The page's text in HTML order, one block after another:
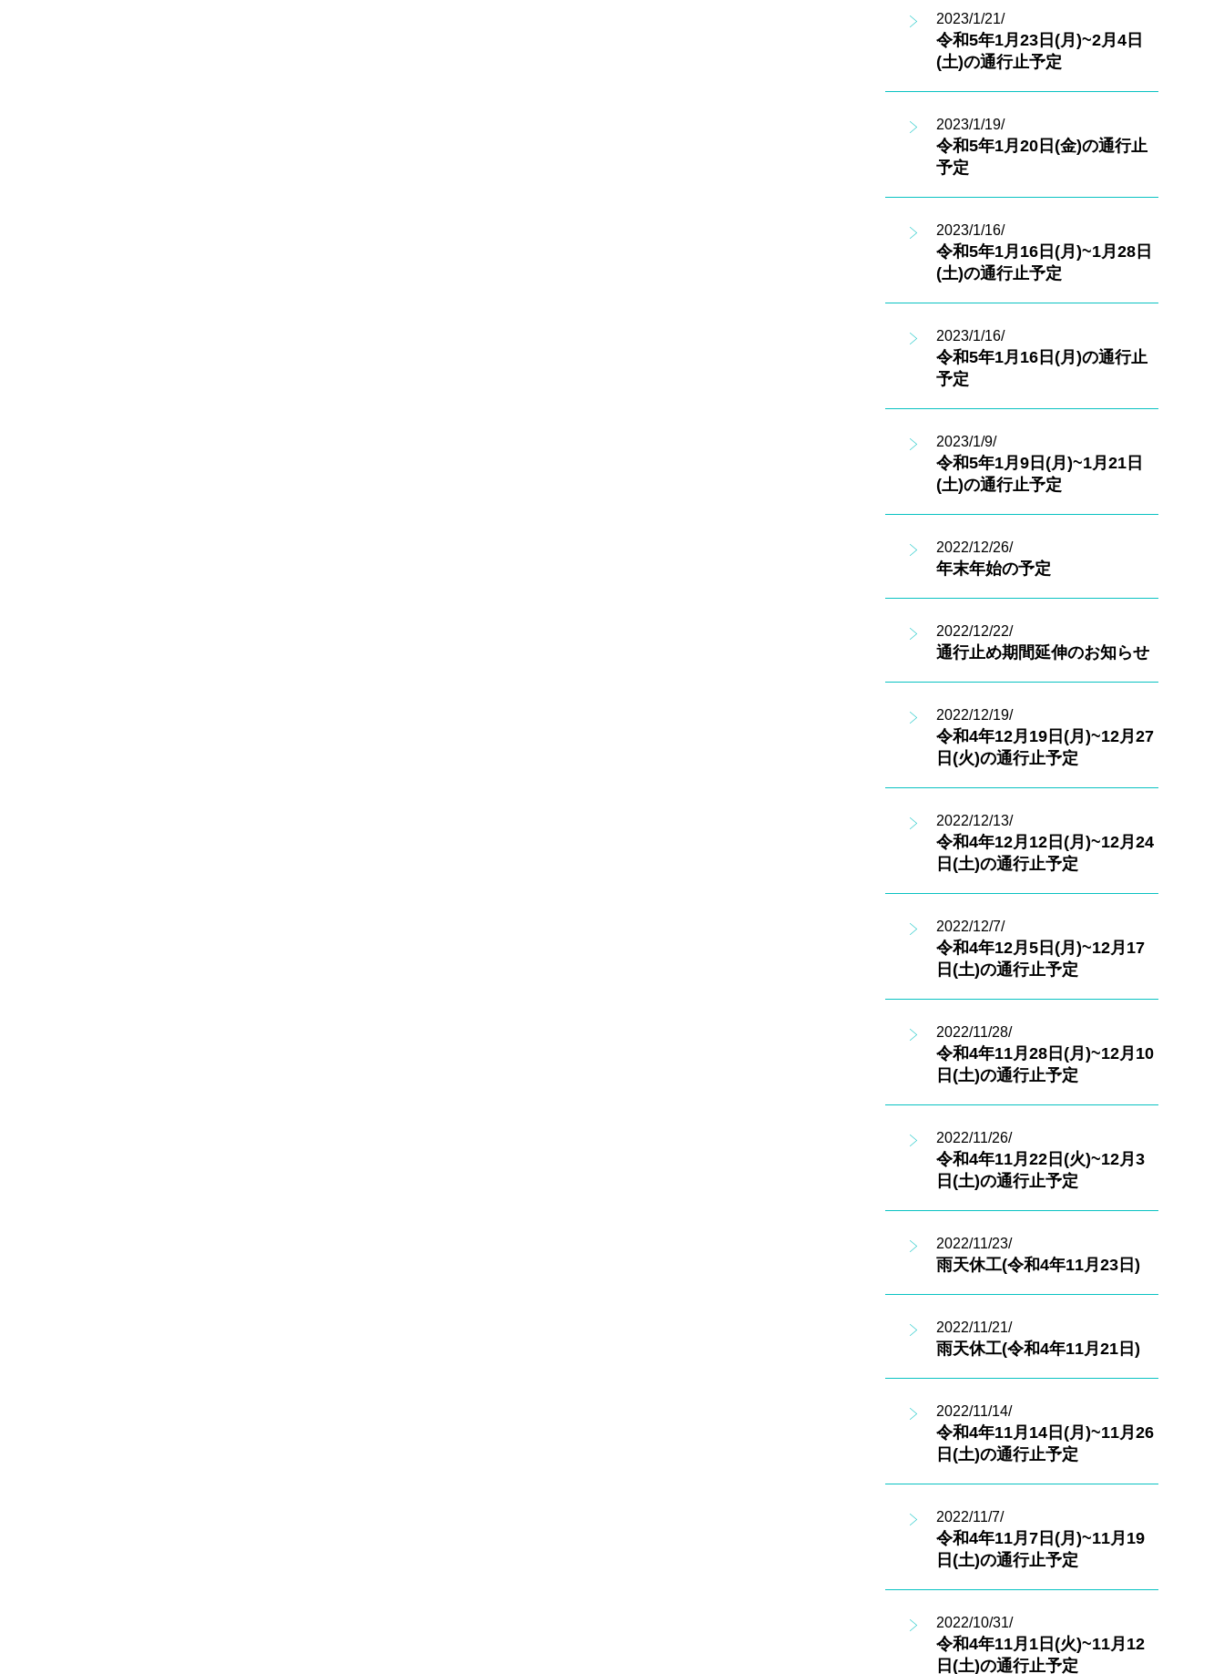
2023/1/21/
令和5年1月23日(月)~2月4日
(土)の通行止予定
2023/1/19/
令和5年1月20日(金)の通行止
予定
2023/1/16/
令和5年1月16日(月)~1月28日
(土)の通行止予定
2023/1/16/
令和5年1月16日(月)の通行止
予定
2023/1/9/
令和5年1月9日(月)~1月21日
(土)の通行止予定
2022/12/26/
年末年始の予定
2022/12/22/
通行止め期間延伸のお知らせ
2022/12/19/
令和4年12月19日(月)~12月27
日(火)の通行止予定
2022/12/13/
令和4年12月12日(月)~12月24
日(土)の通行止予定
2022/12/7/
令和4年12月5日(月)~12月17
日(土)の通行止予定
2022/11/28/
令和4年11月28日(月)~12月10
日(土)の通行止予定
2022/11/26/
令和4年11月22日(火)~12月3
日(土)の通行止予定
2022/11/23/
雨天休工(令和4年11月23日)
2022/11/21/
雨天休工(令和4年11月21日)
2022/11/14/
令和4年11月14日(月)~11月26
日(土)の通行止予定
2022/11/7/
令和4年11月7日(月)~11月19
日(土)の通行止予定
2022/10/31/
令和4年11月1日(火)~11月12
日(土)の通行止予定